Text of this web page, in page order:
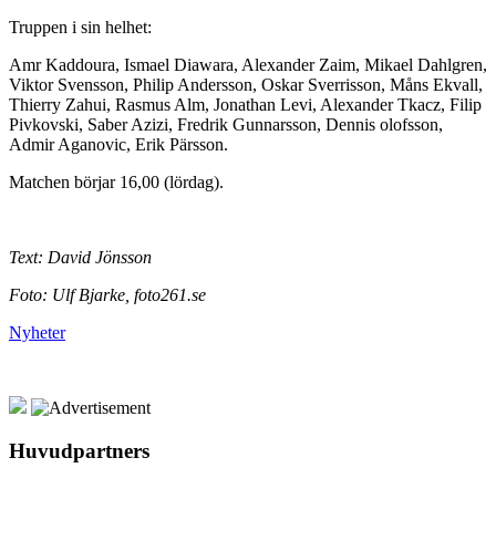
Truppen i sin helhet:
Amr Kaddoura, Ismael Diawara, Alexander Zaim, Mikael Dahlgren,
Viktor Svensson, Philip Andersson, Oskar Sverrisson, Måns Ekvall,
Thierry Zahui, Rasmus Alm, Jonathan Levi, Alexander Tkacz, Filip
Pivkovski, Saber Azizi, Fredrik Gunnarsson, Dennis olofsson,
Admir Aganovic, Erik Pärsson.
Matchen börjar 16,00 (lördag).
Text: David Jönsson
Foto: Ulf Bjarke, foto261.se
Nyheter
Huvudpartners